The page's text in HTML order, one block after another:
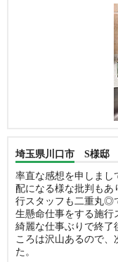
埼玉県川口市 S様邸
率直な感想を申しまし
配になる様な批判も
行スタッフも二重丸◎
生懸命仕事をする施行
綺麗な仕事ぶりで終了
ころは沢山あるので、
た。